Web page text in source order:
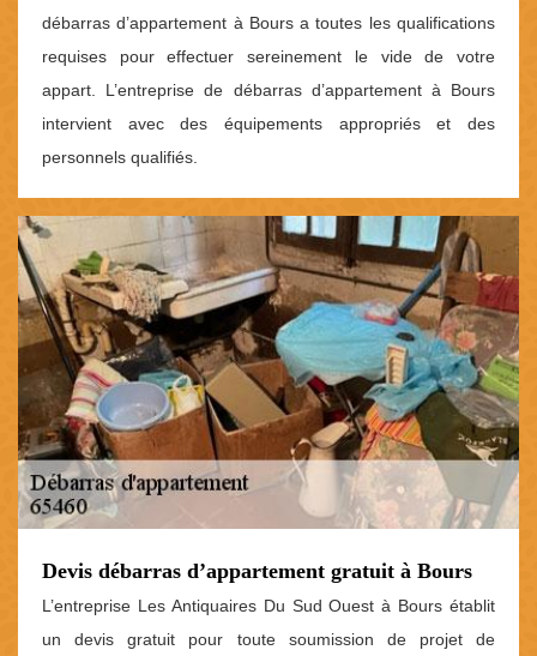
débarras d’appartement à Bours a toutes les qualifications
requises pour effectuer sereinement le vide de votre
appart. L’entreprise de débarras d’appartement à Bours
intervient avec des équipements appropriés et des
personnels qualifiés.
Devis débarras d’appartement gratuit à Bours
L’entreprise Les Antiquaires Du Sud Ouest à Bours établit
un devis gratuit pour toute soumission de projet de